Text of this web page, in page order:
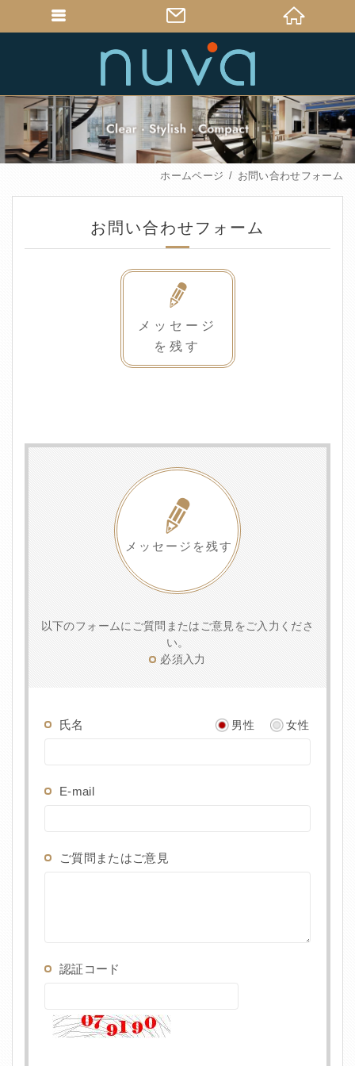
ホームページ お問い合わせフォーム
お問い合わせフォーム
メッセージ
を残す
メッセージを残す
以下のフォームにご質問またはご意見をご入力くださ
い。
必須入力
氏名 男性 女性
E-mail
ご質問またはご意見
認証コード